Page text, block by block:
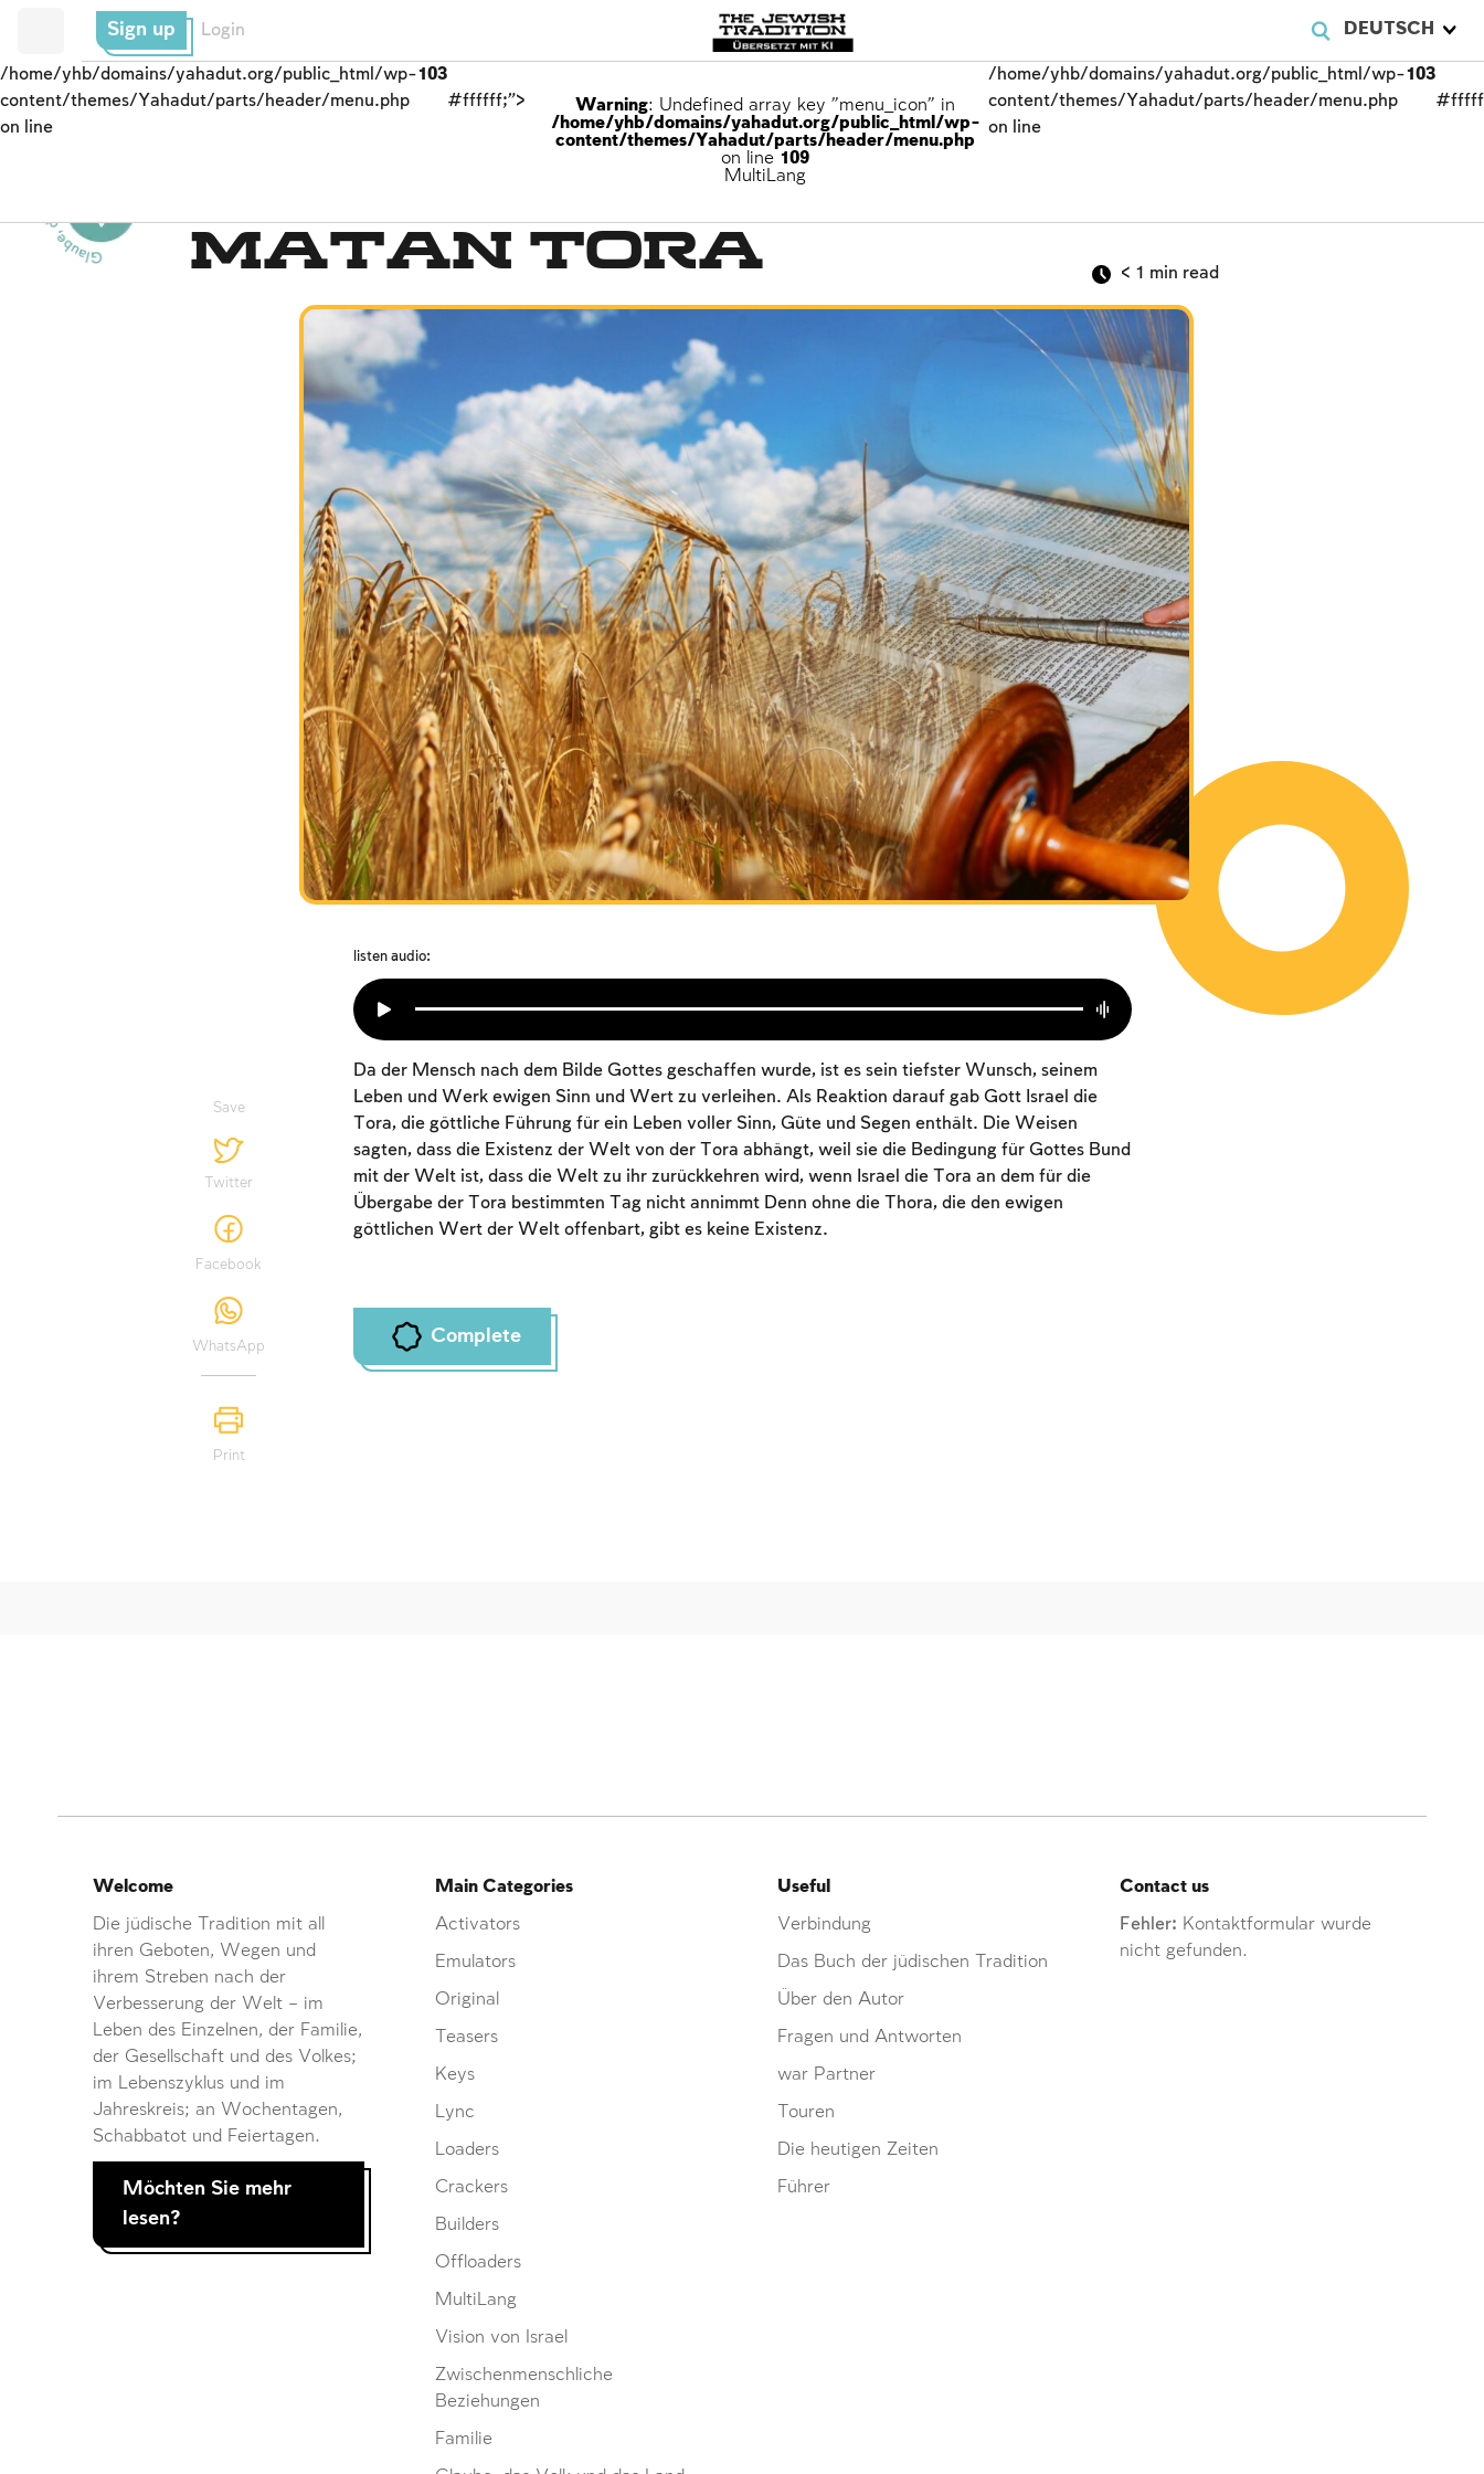
DEUTSCH
Sign up Login
/home/yhb/domains/yahadut.org/public_html/wp-
content/themes/Yahadut/parts/header/menu.php
on line
103
#ffffff;">
Warning: Undefined array key "menu_icon" in
/home/yhb/domains/yahadut.org/public_html/wp-
content/themes/Yahadut/parts/header/menu.php
on line 109
MultiLang
/home/yhb/domains/yahadut.org/public_html/wp-
content/themes/Yahadut/parts/header/menu.php
on line
103
Glaube, das Volk und das Land-- Matan Tora < 1 min read
listen audio:
Save
Twitter
Facebook
WhatsApp
Print
Da der Mensch nach dem Bilde Gottes geschaffen wurde, ist es sein tiefster Wunsch, seinem
Leben und Werk ewigen Sinn und Wert zu verleihen. Als Reaktion darauf gab Gott Israel die
Tora, die göttliche Führung für ein Leben voller Sinn, Güte und Segen enthält. Die Weisen
sagten, dass die Existenz der Welt von der Tora abhängt, weil sie die Bedingung für Gottes Bund
mit der Welt ist, dass die Welt zu ihr zurückkehren wird, wenn Israel die Tora an dem für die
Übergabe der Tora bestimmten Tag nicht annimmt Denn ohne die Thora, die den ewigen
göttlichen Wert der Welt offenbart, gibt es keine Existenz.
Complete Account required
Contact us
Fehler: Kontaktformular wurde
nicht gefunden.
Useful
Verbindung
Das Buch der jüdischen Tradition
Über den Autor
Fragen und Antworten
war Partner
Touren
Die heutigen Zeiten
Führer
Main Categories
Activators
Emulators
Original
Teasers
Keys
Lync
Loaders
Crackers
Builders
Offloaders
MultiLang
Vision von Israel
Zwischenmenschliche
Beziehungen
Familie
Welcome
Die jüdische Tradition mit all
ihren Geboten, Wegen und
ihrem Streben nach der
Verbesserung der Welt – im
Leben des Einzelnen, der Familie,
der Gesellschaft und des Volkes;
im Lebenszyklus und im
Jahreskreis; an Wochentagen,
Schabbatot und Feiertagen.
Möchten Sie mehr
lesen?